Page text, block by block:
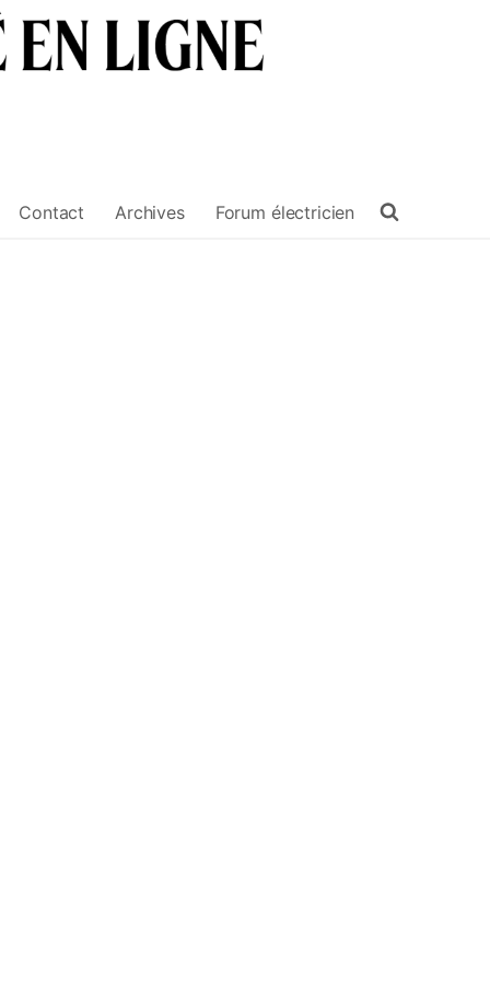
Contact Archives Forum électricien